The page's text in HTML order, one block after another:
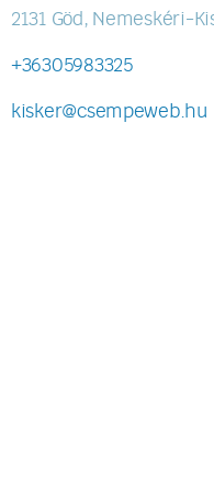
2131 Göd, Nemeskéri-
+36305983325
kisker@csempeweb.hu